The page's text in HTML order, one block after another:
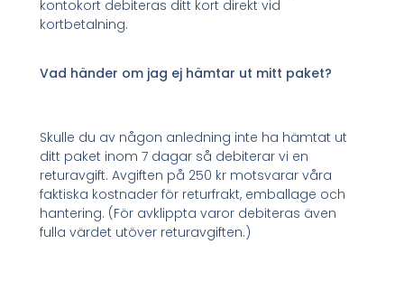
kontokort debiteras ditt kort direkt vid
kortbetalning.
Vad händer om jag ej hämtar ut mitt paket?
Skulle du av någon anledning inte ha hämtat ut
ditt paket inom 7 dagar så debiterar vi en
returavgift. Avgiften på 250 kr motsvarar våra
faktiska kostnader för returfrakt, emballage och
hantering. (För avklippta varor debiteras även
fulla värdet utöver returavgiften.)